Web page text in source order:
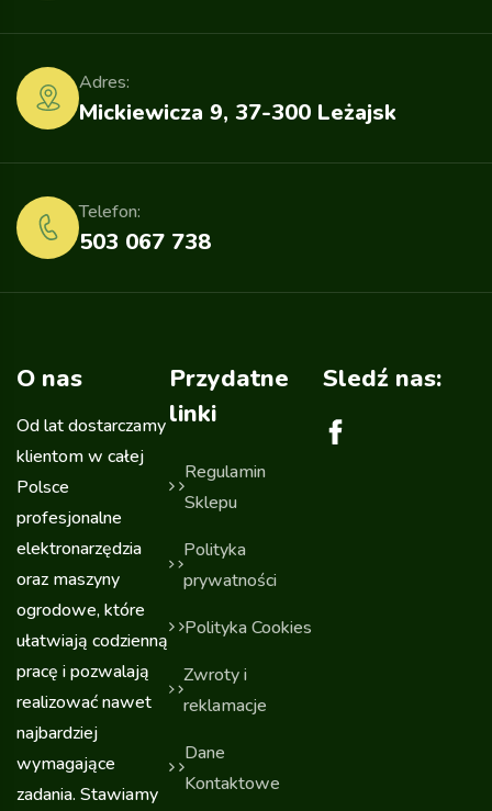
Mickiewicza 9, 37-300 Leżajsk
Adres:
503 067 738
Telefon:
O nas
Od lat dostarczamy
klientom w całej
Polsce
profesjonalne
elektronarzędzia
oraz maszyny
ogrodowe, które
ułatwiają codzienną
pracę i pozwalają
realizować nawet
najbardziej
wymagające
zadania. Stawiamy
Przydatne
linki
Regulamin
Sklepu
Polityka
prywatności
Polityka Cookies
Zwroty i
reklamacje
Dane
Kontaktowe
Sledź nas: